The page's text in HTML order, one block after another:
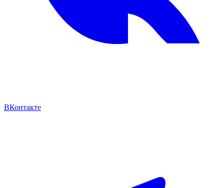
ВКонтакте